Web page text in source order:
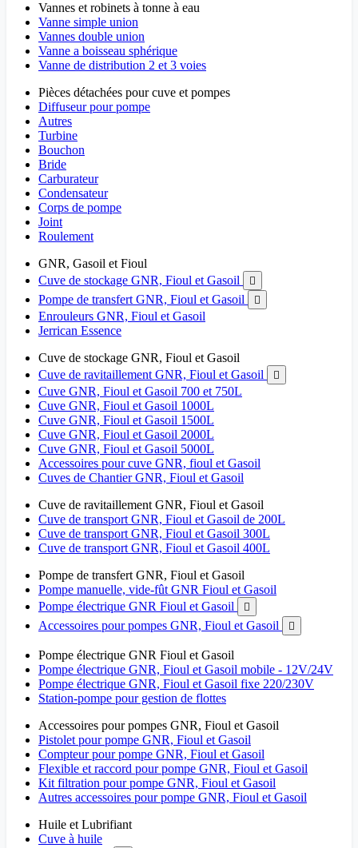
Vannes et robinets à tonne à eau
Vanne simple union
Vannes double union
Vanne a boisseau sphérique
Vanne de distribution 2 et 3 voies
Pièces détachées pour cuve et pompes
Diffuseur pour pompe
Autres
Turbine
Bouchon
Bride
Carburateur
Condensateur
Corps de pompe
Joint
Roulement
GNR, Gasoil et Fioul
Cuve de stockage GNR, Fioul et Gasoil

Pompe de transfert GNR, Fioul et Gasoil 
Enrouleurs GNR, Fioul et Gasoil
Jerrican Essence
Cuve de stockage GNR, Fioul et Gasoil
Cuve de ravitaillement GNR, Fioul et Gasoil

Cuve GNR, Fioul et Gasoil 700 et 750L
Cuve GNR, Fioul et Gasoil 1000L
Cuve GNR, Fioul et Gasoil 1500L
Cuve GNR, Fioul et Gasoil 2000L
Cuve GNR, Fioul et Gasoil 5000L
Accessoires pour cuve GNR, fioul et Gasoil
Cuves de Chantier GNR, Fioul et Gasoil
Cuve de ravitaillement GNR, Fioul et Gasoil
Cuve de transport GNR, Fioul et Gasoil de 200L
Cuve de transport GNR, Fioul et Gasoil 300L
Cuve de transport GNR, Fioul et Gasoil 400L
Pompe de transfert GNR, Fioul et Gasoil
Pompe manuelle, vide-fût GNR Fioul et Gasoil
Pompe électrique GNR Fioul et Gasoil

Accessoires pour pompes GNR, Fioul et Gasoil 
Pompe électrique GNR Fioul et Gasoil
Pompe électrique GNR, Fioul et Gasoil mobile - 12V/24V
Pompe électrique GNR, Fioul et Gasoil fixe 220/230V
Station-pompe pour gestion de flottes
Accessoires pour pompes GNR, Fioul et Gasoil
Pistolet pour pompe GNR, Fioul et Gasoil
Compteur pour pompe GNR, Fioul et Gasoil
Flexible et raccord pour pompe GNR, Fioul et Gasoil
Kit filtration pour pompe GNR, Fioul et Gasoil
Autres accessoires pour pompe GNR, Fioul et Gasoil
Huile et Lubrifiant
Cuve à huile